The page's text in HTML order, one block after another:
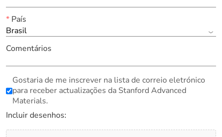
*País
Brasil
Comentários
Gostaria de me inscrever na lista de correio eletrónico
para receber actualizações da Stanford Advanced
Materials.
Incluir desenhos: